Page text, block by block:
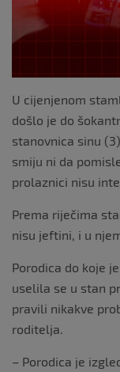
U cijenjenom
došlo je do
stanovnica sinu
smiju ni da
prolaznici nisu
Prema riječima
nisu jeftini, i u
Porodica do koje
uselila se u stan
pravili nikakve
roditelja.
– Porodica je